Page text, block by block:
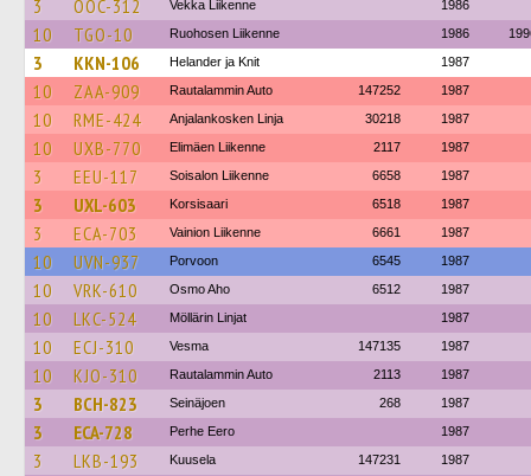
3 OOC-312 Vekka Liikenne 1986
10 TGO-10 Ruohosen Liikenne 1986
3 KKN-106 Helander ja Knit 1987
10 ZAA-909 Rautalammin Auto 147252 1987
10 RME-424 Anjalankosken Linja 30218 1987
10 UXB-770 Elimäen Liikenne 2117 1987
3 EEU-117 Soisalon Liikenne 6658 1987
3 UXL-603 Korsisaari 6518 1987
3 ECA-703 Vainion Liikenne 6661 1987
10 UVN-937 Porvoon 6545 1987
10 VRK-610 Osmo Aho 6512 1987
10 LKC-524 Möllärin Linjat 1987
10 ECJ-310 Vesma 147135 1987
10 KJO-310 Rautalammin Auto 2113 1987
3 BCH-823 Seinäjoen 268 1987
3 ECA-728 Perhe Eero 1987
3 LKB-193 Kuusela 147231 1987